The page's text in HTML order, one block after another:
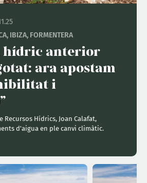
IBIZA, FORMENTERA
hídric anterior
ara apostam
i
Recursos Hídrics, Joan Calafat,
d'aigua en ple canvi climàtic.